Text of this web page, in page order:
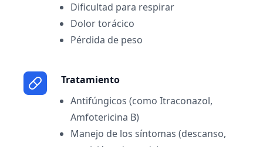
Dificultad para respirar
Dolor torácico
Pérdida de peso
Tratamiento
Antifúngicos (como Itraconazol,
Amfotericina B)
Manejo de los síntomas (descanso,